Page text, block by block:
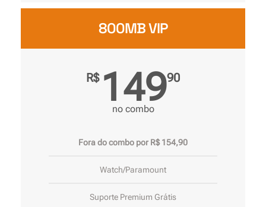
800MB VIP
R$ 14990
no combo
Fora do combo por R$ 154,90
Watch/Paramount
Suporte Premium Grátis